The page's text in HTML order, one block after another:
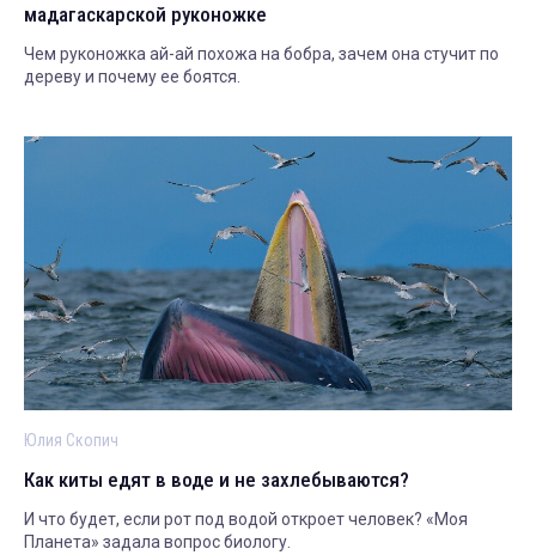
мадагаскарской руконожке
Чем руконожка ай-ай похожа на бобра, зачем она стучит по
дереву и почему ее боятся.
Юлия Скопич
Как киты едят в воде и не захлебываются?
И что будет, если рот под водой откроет человек? «Моя
Планета» задала вопрос биологу.